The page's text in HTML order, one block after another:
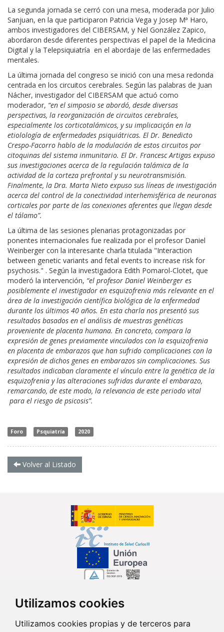
Utilizamos cookies
Utilizamos cookies propias y de terceros para
La segunda jornada se cerró con una mesa, moderada por Julio
Sanjuan, en la que participaron Patricia Vega y Josep Mª Haro,
ambos investigadores del CIBERSAM, y Nel González Zapico,
abordaron desde diferentes perspectivas el papel de la Medicina
Digital y la Telepsiquiatría en el abordaje de las enfermedades
mentales.
La última jornada del congreso se inició con una mesa redonda
centrada en los circuitos cerebrales. Según las palabras de Juan
Nácher, investigador del CIBERSAM que actuó como
moderador, “en el simposio se abordó, desde diversas
perspectivas, la reorganización de circuitos cerebrales,
especialmente los corticotalámicos, y su implicaciçón en la
etiolología de enfermedades psiquiátricas. El Dr. Benedicto
Crespo-Facorro hablo de la modulación de estos circuitos por
citoquinas del sistema inmunitario. El Dr. Francesc Artigas expuso
sus investigaciones acerca de la regulación talámica de la
actividad de la corteza prefrontal y su neurotransmisión.
Finalmente, la Dra. Marta Nieto expuso sus líneas de investigación
acerca del control de la conectividad interhemisférica de neuronas
corticales por parte de las conexiones aferentes que llegan desde
el tálamo”.
La última de las sesiones plenarias protagonizadas por
ponentes internacionales fue realizada por el profesor Daniel
Weinberger con la interesante charla titulada "Interaction
between genetic variants and fetal events to increase risk for
psychosis." . Según la investigadora Edith Pomarol-Clotet, que
moderó la intervención, “el profesor Daniel Weinberger es
posiblemente el investigador en esquizofrenia más relevante en el
área de la investigación científica biológica de la enfermedad
durante los últimos 40 años. En esta charla nos presentó sus
resultados basados en el análisis de muestras genéticas
proveniente de placenta humana. En concreto, compara la
expresión de genes previamente vinculados con la esquizofrenia
en placenta de embarazos que han sufrido complicaciones con la
expresión de dichos genes en embarazos sin complicaciones. Sus
resultados indicaban claramente el vínculo entre la genética de la
esquizofrenia y las alteraciones sufridas durante el embarazo,
remarcando, de este modo, la relevancia de este periodo vital
para el riesgo de psicosis”.
Foro Psquiatría 2020
Volver al Listado
Síguenos en...